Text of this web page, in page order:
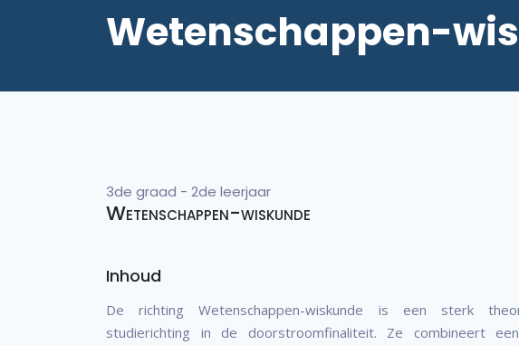
Wetenschappen-
3de graad - 2de leerjaar
Wetenschappen-wiskunde
Inhoud
De richting Wetenschappen-wiskunde is een sterk
studierichting in de doorstroomfinaliteit. Ze combineert